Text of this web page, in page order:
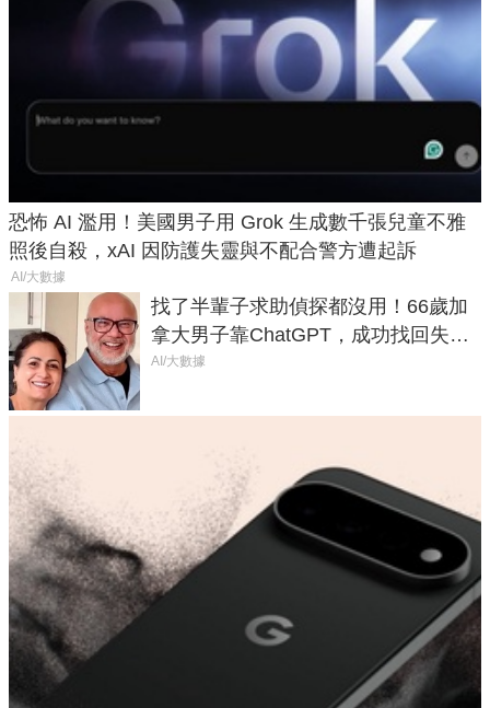
恐怖 AI 濫用！美國男子用 Grok 生成數千張兒童不雅
照後自殺，xAI 因防護失靈與不配合警方遭起訴
AI/大數據
找了半輩子求助偵探都沒用！66歲加
拿大男子靠ChatGPT，成功找回失散
50年家人
AI/大數據